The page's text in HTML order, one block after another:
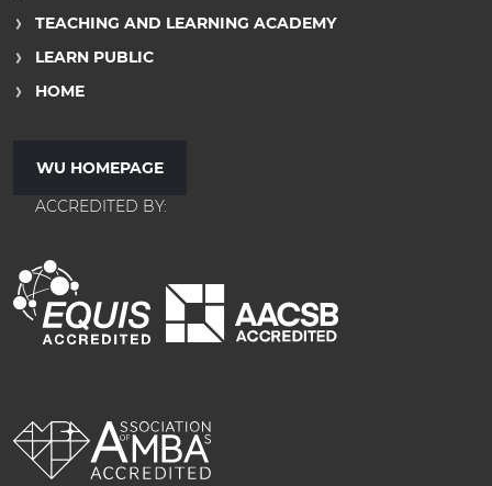
TEACHING AND LEARNING ACADEMY
LEARN PUBLIC
HOME
WU HOMEPAGE
ACCREDITED BY: